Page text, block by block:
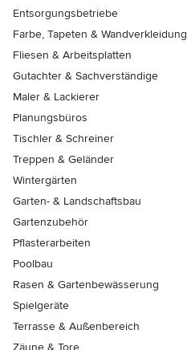
Entsorgungsbetriebe
Farbe, Tapeten & Wandverkleidung
Fliesen & Arbeitsplatten
Gutachter & Sachverständige
Maler & Lackierer
Planungsbüros
Tischler & Schreiner
Treppen & Geländer
Wintergärten
Garten- & Landschaftsbau
Gartenzubehör
Pflasterarbeiten
Poolbau
Rasen & Gartenbewässerung
Spielgeräte
Terrasse & Außenbereich
Zäune & Tore